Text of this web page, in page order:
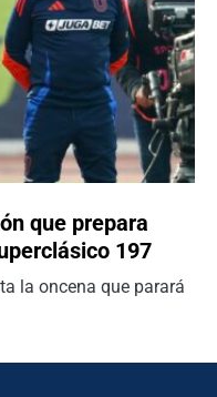
que prepara
197
la oncena que parará